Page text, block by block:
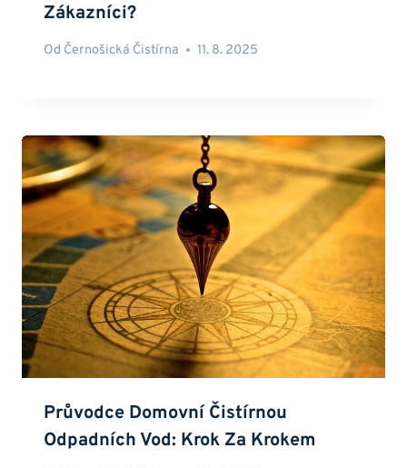
Zákazníci?
Od Černošická Čistírna 11. 8. 2025
Průvodce Domovní Čistírnou
Odpadních Vod: Krok Za Krokem